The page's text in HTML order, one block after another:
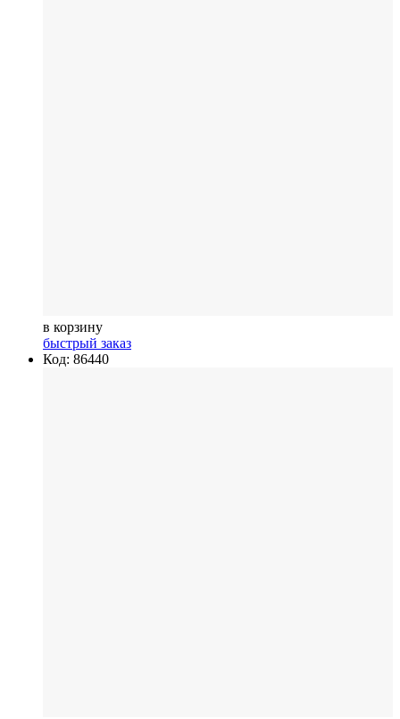
в корзину
быстрый заказ
Код: 86440